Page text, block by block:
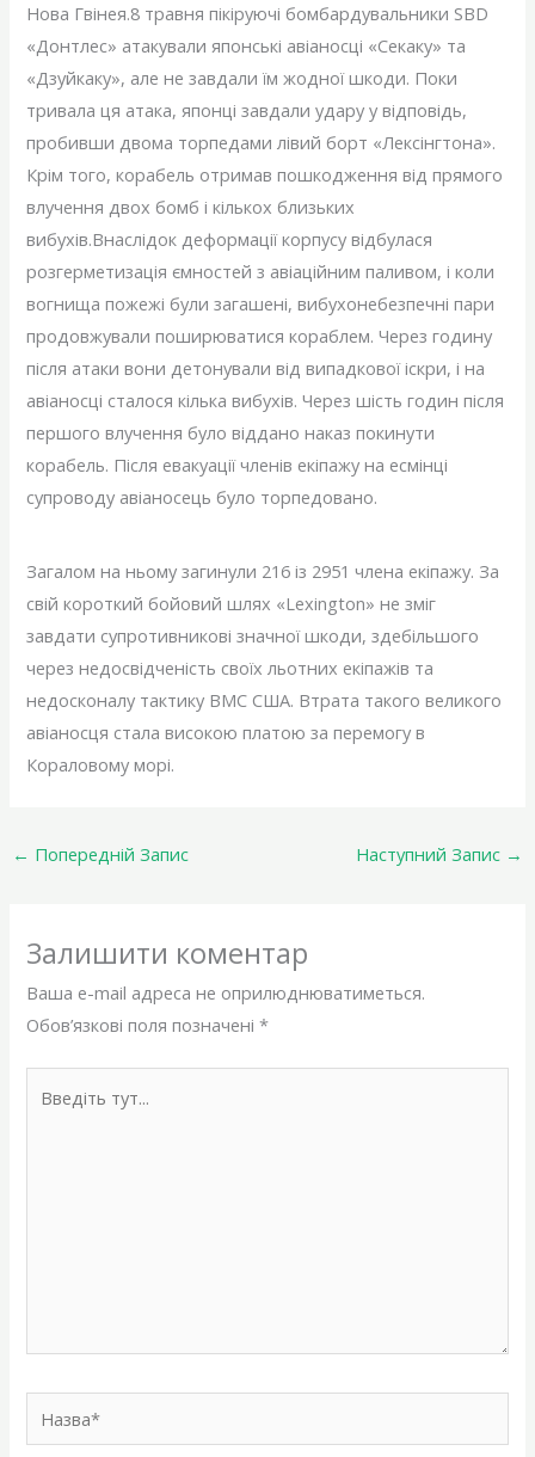
Нова Гвінея.8 травня пікіруючі бомбардувальники SBD
«Донтлес» атакували японські авіаносці «Секаку» та
«Дзуйкаку», але не завдали їм жодної шкоди. Поки
тривала ця атака, японці завдали удару у відповідь,
пробивши двома торпедами лівий борт «Лексінгтона».
Крім того, корабель отримав пошкодження від прямого
влучення двох бомб і кількох близьких
вибухів.Внаслідок деформації корпусу відбулася
розгерметизація ємностей з авіаційним паливом, і коли
вогнища пожежі були загашені, вибухонебезпечні пари
продовжували поширюватися кораблем. Через годину
після атаки вони детонували від випадкової іскри, і на
авіаносці сталося кілька вибухів. Через шість годин після
першого влучення було віддано наказ покинути
корабель. Після евакуації членів екіпажу на есмінці
супроводу авіаносець було торпедовано.
Загалом на ньому загинули 216 із 2951 члена екіпажу. За
свій короткий бойовий шлях «Lexington» не зміг
завдати супротивникові значної шкоди, здебільшого
через недосвідченість своїх льотних екіпажів та
недосконалу тактику ВМС США. Втрата такого великого
авіаносця стала високою платою за перемогу в
Кораловому морі.
← Попередній Запис Наступний Запис →
Залишити коментар
Ваша e-mail адреса не оприлюднюватиметься.
Обов’язкові поля позначені*